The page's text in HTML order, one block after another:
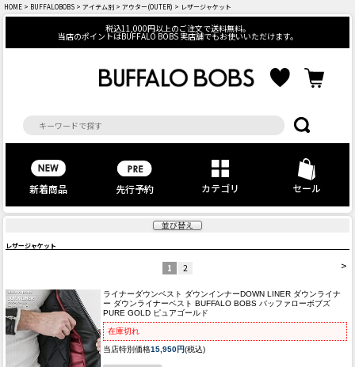
HOME > BUFFALOBOBS > アイテム別 > アウター(OUTER) > レザージャケット
税込11,000円以上のご注文で送料無料。
当店のポイントはBUFFALO BOBS 実店舗でもお使いいただけます。
新着商品 先行予約 カテゴリ セール
並び替え
レザージャケット
>
1 2
ライナーダウンベスト ダウンインナーDOWN LINER ダウンライナ
ー ダウンライナーベスト BUFFALO BOBS バッファローボブズ
PURE GOLD ピュアゴールド
在庫切れ
当店特別価格15,950円(税込)